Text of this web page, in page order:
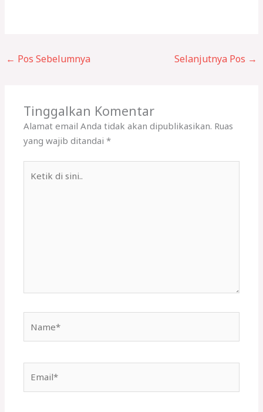
← Pos Sebelumnya Selanjutnya Pos →
Tinggalkan Komentar
Alamat email Anda tidak akan dipublikasikan. Ruas
yang wajib ditandai*